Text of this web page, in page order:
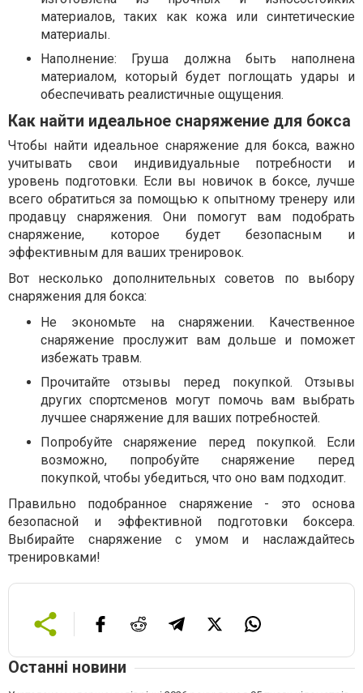
материалов, таких как кожа или синтетические
материалы.
Наполнение: Груша должна быть наполнена
материалом, который будет поглощать удары и
обеспечивать реалистичные ощущения.
Как найти идеальное снаряжение для бокса
Чтобы найти идеальное снаряжение для бокса, важно
учитывать свои индивидуальные потребности и
уровень подготовки. Если вы новичок в боксе, лучше
всего обратиться за помощью к опытному тренеру или
продавцу снаряжения. Они помогут вам подобрать
снаряжение, которое будет безопасным и
эффективным для ваших тренировок.
Вот несколько дополнительных советов по выбору
снаряжения для бокса:
Не экономьте на снаряжении. Качественное
снаряжение прослужит вам дольше и поможет
избежать травм.
Прочитайте отзывы перед покупкой. Отзывы
других спортсменов могут помочь вам выбрать
лучшее снаряжение для ваших потребностей.
Попробуйте снаряжение перед покупкой. Если
возможно, попробуйте снаряжение перед
покупкой, чтобы убедиться, что оно вам подходит.
Правильно подобранное снаряжение - это основа
безопасной и эффективной подготовки боксера.
Выбирайте снаряжение с умом и наслаждайтесь
тренировками!
Останні новини